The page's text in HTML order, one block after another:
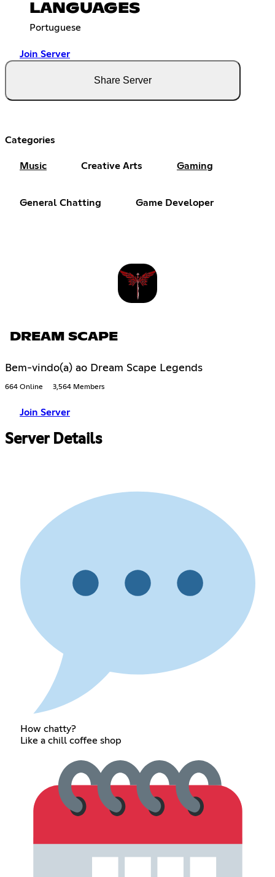
LANGUAGES
Portuguese
Join Server
Share Server
Categories
Music Creative Arts Gaming
General Chatting Game Developer
DREAM SCAPE
Bem-vindo(a) ao Dream Scape Legends
664 Online 3,564 Members
Join Server
Server Details
How chatty?
Like a chill coffee shop